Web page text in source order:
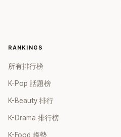
RANKINGS
所有排行榜
K-Pop 話題榜
K-Beauty 排行
K-Drama 排行榜
K-Food 趨勢